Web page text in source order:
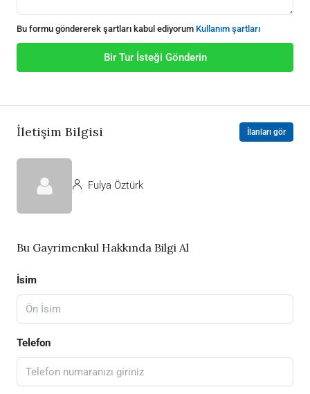
Bu formu göndererek şartları kabul ediyorum Kullanım şartları
Bir Tur İsteği Gönderin
İletişim Bilgisi İlanları gör
Fulya Öztürk
Bu Gayrimenkul Hakkında Bilgi Al
İsim
Telefon